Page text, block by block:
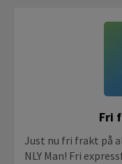
Fri
Just nu fri frakt på
NLY Man! Fri